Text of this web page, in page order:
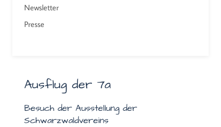
Newsletter
Presse
Ausflug der 7a
Besuch der Ausstellung der
Schwarzwaldvereins